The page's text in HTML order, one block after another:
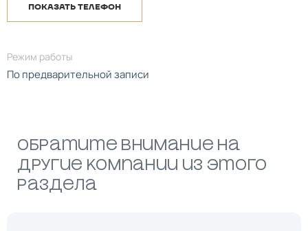
ПОКАЗАТЬ ТЕЛЕФОН
Режим работы
По предварительной записи
Обратите внимание на
другие компании из этого
раздела